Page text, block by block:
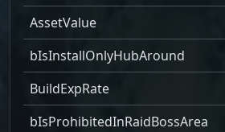
AssetValue
bIsInstallOnlyHubAround
BuildExpRate
bIsProhibitedInRaidBossArea